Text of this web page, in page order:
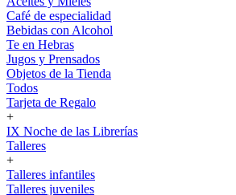
Café de especialidad
Bebidas con Alcohol
Te en Hebras
Jugos y Prensados
Objetos de la Tienda
Todos
Tarjeta de Regalo
+
IX Noche de las Librerías
Talleres
+
Talleres infantiles
Talleres juveniles